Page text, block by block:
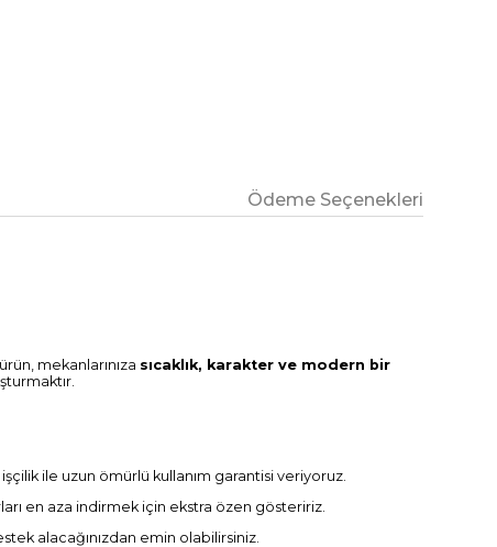
Ödeme Seçenekleri
mekanlarınıza sıcaklık, karakter ve modern bir
ile uzun ömürlü kullanım garantisi veriyoruz.
en aza indirmek için ekstra özen gösteririz.
alacağınızdan emin olabilirsiniz.